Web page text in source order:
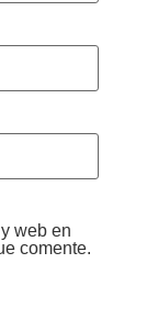
web en
comente.